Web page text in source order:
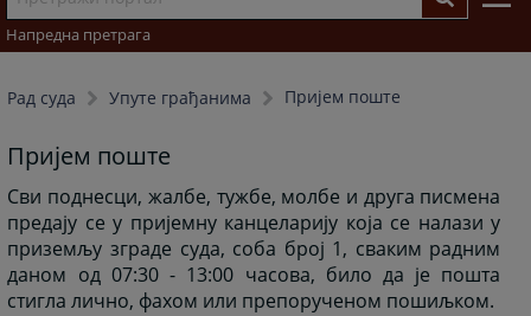
Напредна претрага
Рад суда Упуте грађанима Пријем поште
Пријем поште
Сви поднесци, жалбе, тужбе, молбе и друга писмена
предају се у пријемну канцеларију која се налази у
приземљу зграде суда, соба број 1, сваким радним
даном од 07:30 - 13:00 часова, било да је пошта
стигла лично, фаxом или препорученом пошиљком.